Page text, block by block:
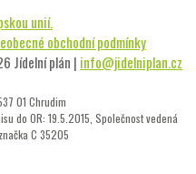
unií.
obchodní podmínky
Jídelní plán | info@jidelniplan.cz
01 Chrudim
do OR: 19.5.2015, Společnost vedená
C 35205